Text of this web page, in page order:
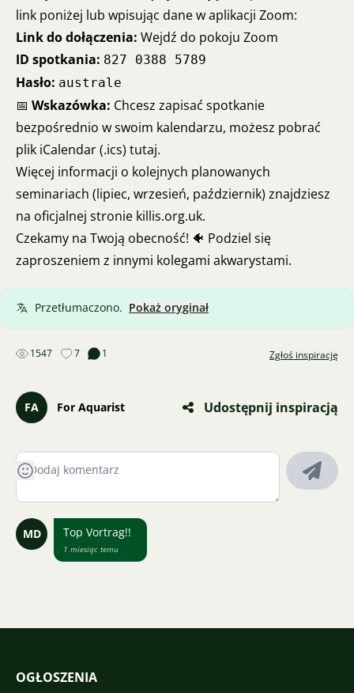
link poniżej lub wpisując dane w aplikacji Zoom:
Link do dołączenia: Wejdź do pokoju Zoom
ID spotkania: 827 0388 5789
Hasło: australe
📅 Wskazówka: Chcesz zapisać spotkanie
bezpośrednio w swoim kalendarzu, możesz pobrać
plik iCalendar (.ics) tutaj.
Więcej informacji o kolejnych planowanych
seminariach (lipiec, wrzesień, październik) znajdziesz
na oficjalnej stronie killis.org.uk.
Czekamy na Twoją obecność! 🐠 Podziel się
zaproszeniem z innymi kolegami akwarystami.
Przetłumaczono. Pokaż oryginał
1547 7 1 Zgłoś inspirację
FA For Aquarist Udostępnij inspiracją
MD Top Vortrag!!
1 miesiąc temu
OGŁOSZENIA